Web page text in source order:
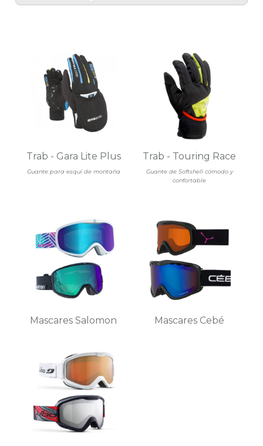
Guante para esquí de montaña
Trab - Gara Lite Plus
Guante de Softshell cómodo y
confortable
Trab - Touring Race
Mascares Salomon Mascares Cebé